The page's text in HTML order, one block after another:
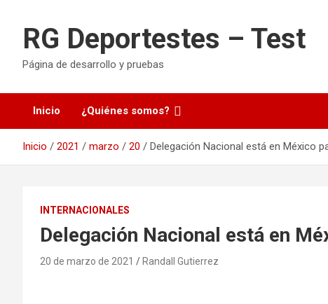
contenidoRG Deportestes – Test
Página de desarrollo y pruebas
Inicio ¿Quiénes somos?
Inicio 2021 marzo 20 Delegación Nacional está en México
INTERNACIONALES
Delegación Nacional está en
20 de marzo de 2021 Randall Gutierrez